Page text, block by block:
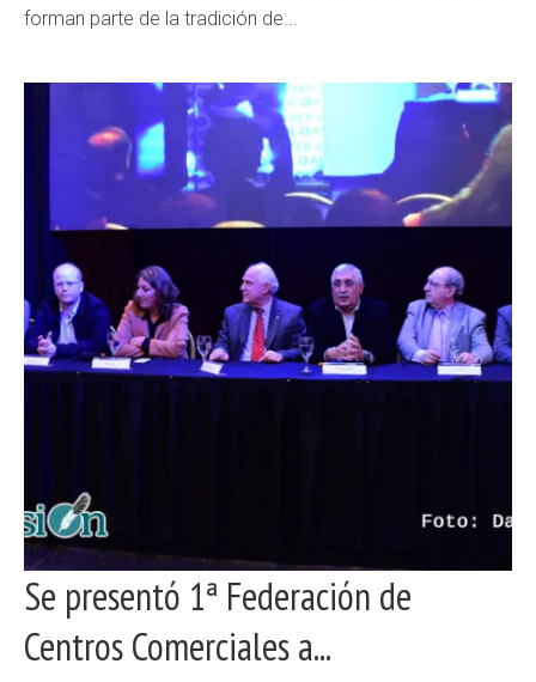
forman parte de la tradición de...
Se presentó 1ª Federación de
Centros Comerciales a...